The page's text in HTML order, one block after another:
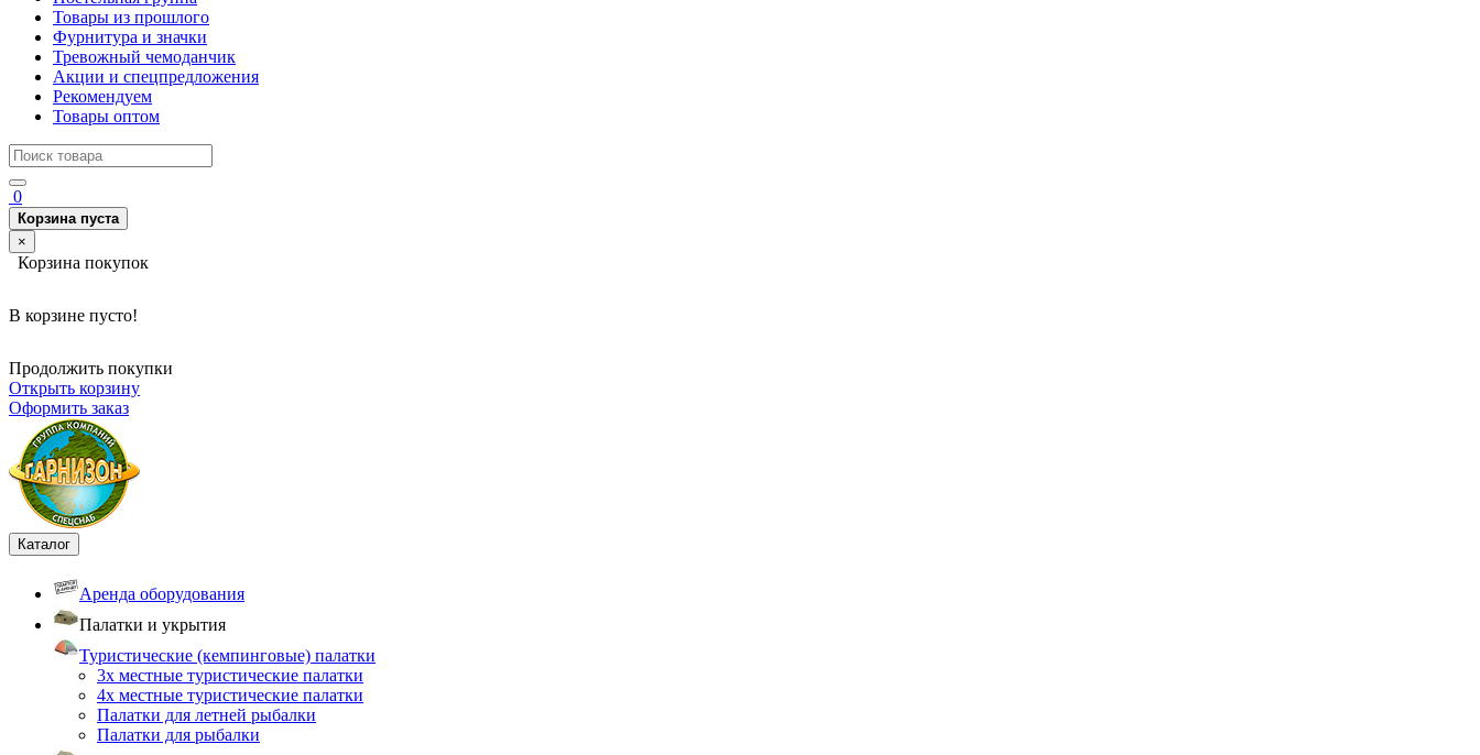
Товары из прошлого
Фурнитура и значки
Тревожный чемоданчик
Акции и спецпредложения
Рекомендуем
Товары оптом
0
Корзина пуста
×
Корзина покупок
В корзине пусто!
Продолжить покупки
Открыть корзину
Оформить заказ
Каталог
Аренда оборудования
Палатки и укрытия
Туристические (кемпинговые) палатки
3х местные туристические палатки
4х местные туристические палатки
Палатки для летней рыбалки
Палатки для рыбалки